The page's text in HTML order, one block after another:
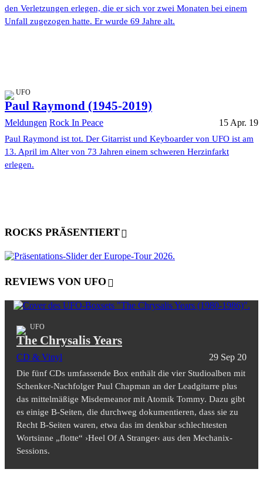
den Verletzungen erlegen, die er sich vor zwei Monaten bei einem
Unfall zugezogen hatte. Er wurde 69 Jahre alt.
UFO
Paul Raymond (1945-2019)
Meldungen Rock In Peace 15 Apr. 19
Paul Raymond ist tot. Der Gitarrist und Keyboarder von UFO ist am
13. April im Alter von 73 Jahren einem schweren Herzinfarkt
erlegen.
ROCKS PRÄSENTIERT
REVIEWS VON UFO
UFO
The Chrysalis Years
CD & Vinyl 29 Sep 20
Die fünf CDs umfassende Box enthält die vier Studioalben mit
Schenker-Nachfolger Paul Chapman an der Leadgitarre plus
das mittelmäßige Misdemeanor mit Atomik Tommy. Dazu gibt
es einige B-Seiten, die durchweg dokumentieren, dass sie zu
Recht B-Seiten waren, etwa das im denkbar schlechtesten
Wortsinne „flotte“ ›Heel Of A Stranger‹ aus den Mechanix-
Sessions.